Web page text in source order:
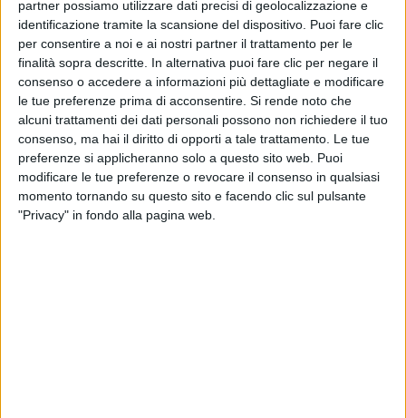
partner possiamo utilizzare dati precisi di geolocalizzazione e
identificazione tramite la scansione del dispositivo. Puoi fare clic
per consentire a noi e ai nostri partner il trattamento per le
finalità sopra descritte. In alternativa puoi fare clic per negare il
consenso o accedere a informazioni più dettagliate e modificare
le tue preferenze prima di acconsentire. Si rende noto che
alcuni trattamenti dei dati personali possono non richiedere il tuo
consenso, ma hai il diritto di opporti a tale trattamento. Le tue
preferenze si applicheranno solo a questo sito web. Puoi
modificare le tue preferenze o revocare il consenso in qualsiasi
momento tornando su questo sito e facendo clic sul pulsante
"Privacy" in fondo alla pagina web.
Sabato 29 agosto 2020 || Ottati (SA) @ Monte
Panormo - NUOVA DATA
Domenica 30 agosto 2020 || Roccella Jonica (RC) @
Roccella Jazz Festival - NUOVA DATA - BIGLIETTI
DISPONIBILI PROSSIMAMENTE
Domenica 13 settembre 2020 || Ancona @ La Mia
Generazione Festival c/o Teatro delle Muse - NUOVA
DATA - BIGLIETTI DISPONIBILI PROSSIMAMENTE
Martedì 15 settembre 2020 || Caldarola (MC) @
RisorgiMarche c/o Piazza Vittorio Emanuele II –
SOLD OUT